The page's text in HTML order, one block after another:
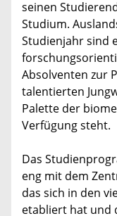
seinen
Studium.
Studienjahr sind
Absolventen zur
talentierten
Palette der
Verfügung steht.
Das
eng mit dem
das sich in den
etabliert hat und